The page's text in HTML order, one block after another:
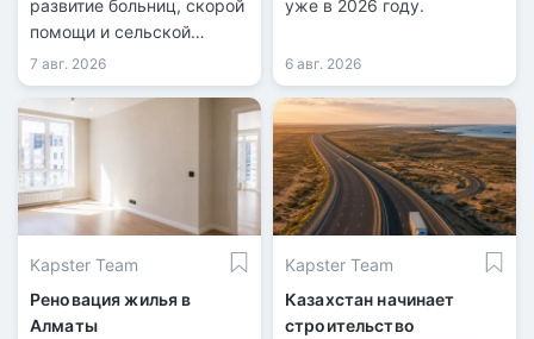
развитие больниц, скорой
помощи и сельской
медицины.
7 авг. 2026
уже в 2026 году.
6 авг. 2026
Kapster Team
Реновация жилья в
Алматы
Kapster Team
Казахстан начинает
строительство